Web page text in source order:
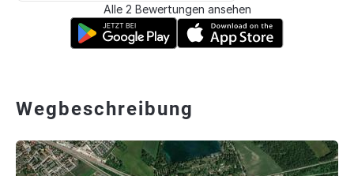
Alle 2 Bewertungen ansehen
Wegbeschreibung